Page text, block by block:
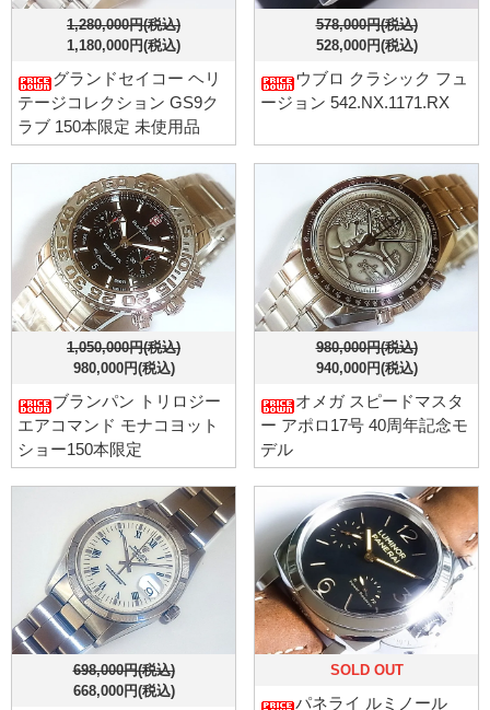
1,280,000円(税込)
1,180,000円(税込)
グランドセイコー ヘリ
テージコレクション GS9ク
ラブ 150本限定 未使用品
578,000円(税込)
528,000円(税込)
ウブロ クラシック フュ
ージョン 542.NX.1171.RX
1,050,000円(税込)
980,000円(税込)
ブランパン トリロジー
エアコマンド モナコヨット
ショー150本限定
980,000円(税込)
940,000円(税込)
オメガ スピードマスタ
ー アポロ17号 40周年記念モ
デル
698,000円(税込)
668,000円(税込)
SOLD OUT
パネライ ルミノール